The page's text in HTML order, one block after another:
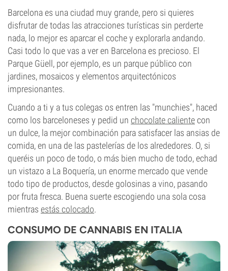
Barcelona es una ciudad muy grande, pero si quieres
disfrutar de todas las atracciones turísticas sin perderte
nada, lo mejor es aparcar el coche y explorarla andando.
Casi todo lo que vas a ver en Barcelona es precioso. El
Parque Güell, por ejemplo, es un parque público con
jardines, mosaicos y elementos arquitectónicos
impresionantes.
Cuando a ti y a tus colegas os entren las "munchies", haced
como los barceloneses y pedid un chocolate calientecon
un dulce, la mejor combinación para satisfacer las ansias de
comida, en una de las pastelerías de los alrededores. O, si
queréis un poco de todo, o más bien mucho de todo, echad
un vistazo a La Boquería, un enorme mercado que vende
todo tipo de productos, desde golosinas a vino, pasando
por fruta fresca. Buena suerte escogiendo una sola cosa
mientras estás colocado.
CONSUMO DE CANNABIS EN ITALIA